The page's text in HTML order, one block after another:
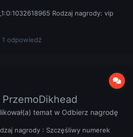
Rodzaj nagrody: vip
1 odpowiedź
temat w Odbierz nagrodę
nagrody : Szczęśliwy numerek